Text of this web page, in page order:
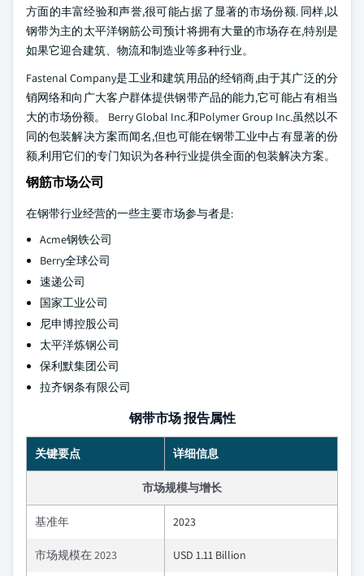
方面的丰富经验和声誉,很可能占据了显著的市场份额. 同样,以
钢带为主的太平洋钢筋公司预计将拥有大量的市场存在,特别是
如果它迎合建筑、物流和制造业等多种行业。
Fastenal Company是工业和建筑用品的经销商,由于其广泛的分
销网络和向广大客户群体提供钢带产品的能力,它可能占有相当
大的市场份额。 Berry Global Inc.和Polymer Group Inc.虽然以不
同的包装解决方案而闻名,但也可能在钢带工业中占有显著的份
额,利用它们的专门知识为各种行业提供全面的包装解决方案。
钢筋市场公司
在钢带行业经营的一些主要市场参与者是:
Acme钢铁公司
Berry全球公司
速递公司
国家工业公司
尼申博控股公司
太平洋炼钢公司
保利默集团公司
拉齐钢条有限公司
钢带市场 报告属性
关键要点 详细信息
市场规模与增长
基准年 2023
市场规模在 2023 USD 1.11 Billion